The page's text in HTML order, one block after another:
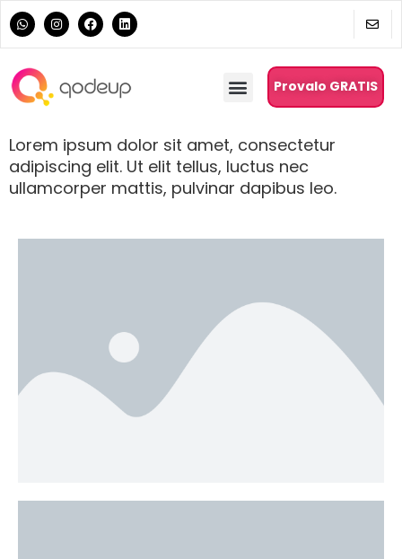
Provalo GRATIS
Lorem ipsum dolor sit amet, consectetur
adipiscing elit. Ut elit tellus, luctus nec
ullamcorper mattis, pulvinar dapibus leo.